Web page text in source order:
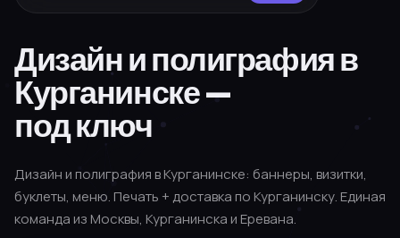
Дизайн и полиграфия в
Курганинске —
под ключ
Дизайн и полиграфия в Курганинске: баннеры, визитки,
буклеты, меню. Печать + доставка по Курганинску. Единая
команда из Москвы, Курганинска и Еревана.